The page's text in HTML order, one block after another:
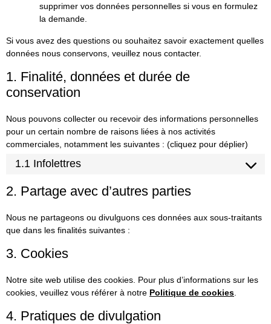
supprimer vos données personnelles si vous en formulez
la demande.
Si vous avez des questions ou souhaitez savoir exactement quelles
données nous conservons, veuillez nous contacter.
1. Finalité, données et durée de
conservation
Nous pouvons collecter ou recevoir des informations personnelles
pour un certain nombre de raisons liées à nos activités
commerciales, notamment les suivantes : (cliquez pour déplier)
1.1 Infolettres
2. Partage avec d’autres parties
Nous ne partageons ou divulguons ces données aux sous-traitants
que dans les finalités suivantes :
3. Cookies
Notre site web utilise des cookies. Pour plus d’informations sur les
cookies, veuillez vous référer à notre Politique de cookies
4. Pratiques de divulgation